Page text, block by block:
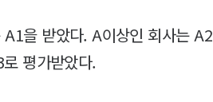
을 받았다. A이상인 회사는 A2
평가받았다.